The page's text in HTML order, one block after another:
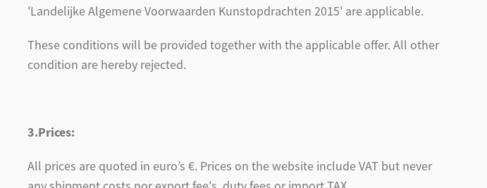
'Landelijke Algemene Voorwaarden Kunstopdrachten 2015' are applicable.
These conditions will be provided together with the applicable offer. All other
condition are hereby rejected.
3.Prices:
All prices are quoted in euro’s €. Prices on the website include VAT but never